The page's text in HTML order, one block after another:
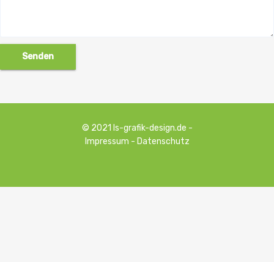
© 2021 ls-grafik-design.de -
Impressum - Datenschutz